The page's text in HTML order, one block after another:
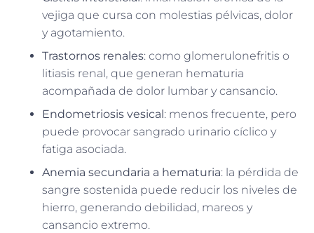
vejiga que cursa con molestias pélvicas, dolor
y agotamiento.
Trastornos renales: como glomerulonefritis o
litiasis renal, que generan hematuria
acompañada de dolor lumbar y cansancio.
Endometriosis vesical : menos frecuente, pero
puede provocar sangrado urinario cíclico y
fatiga asociada.
Anemia secundaria a hematuria: la pérdida de
sangre sostenida puede reducir los niveles de
hierro, generando debilidad, mareos y
cansancio extremo.